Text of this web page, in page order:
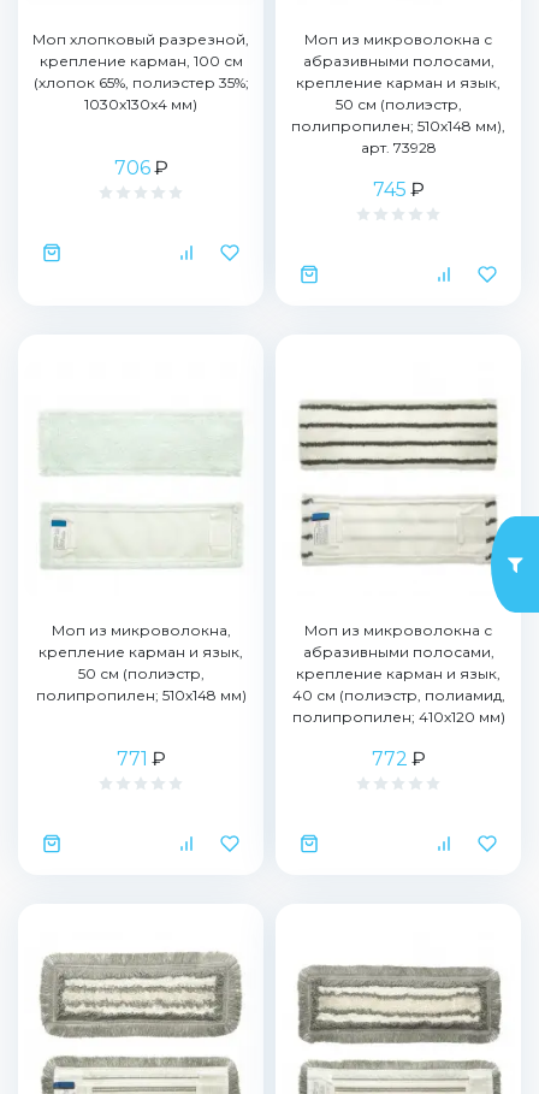
Моп хлопковый разрезной,
крепление карман, 100 см
(хлопок 65%, полиэстер 35%;
1030х130х4 мм)
706₽
Моп из микроволокна с
абразивными полосами,
крепление карман и язык,
50 см (полиэстр,
полипропилен; 510х148 мм),
арт. 73928
745 ₽
Моп из микроволокна,
крепление карман и язык,
50 см (полиэстр,
полипропилен; 510х148 мм)
771 ₽
Моп из микроволокна с
абразивными полосами,
крепление карман и язык,
40 см (полиэстр, полиамид,
полипропилен; 410х120 мм)
772 ₽